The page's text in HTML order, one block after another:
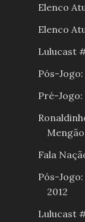
Elenco
Elenco
Lulucast
Pós-
Pré-Jogo:
Mengão
Fala
Pós-
2012
Lulucast